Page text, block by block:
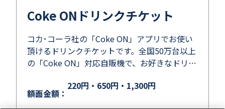
Coke ONドリンクチケット
コカ･コーラ社の「Coke ON」アプリでお使い
頂けるドリンクチケットです。全国50万台以上
の「Coke ON」対応自販機で、お好きなドリン
額面金額：
220円・650円・1,300円